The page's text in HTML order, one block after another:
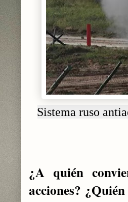
Sistema ruso
¿A quién
acciones?